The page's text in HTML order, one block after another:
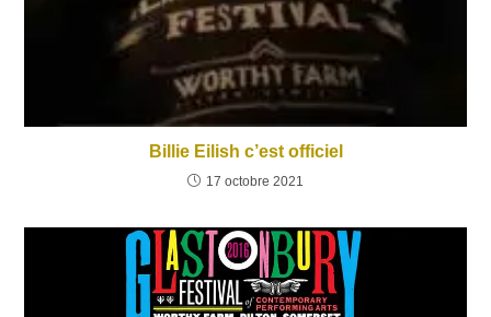
Billie Eilish c’est officiel
17 octobre 2021